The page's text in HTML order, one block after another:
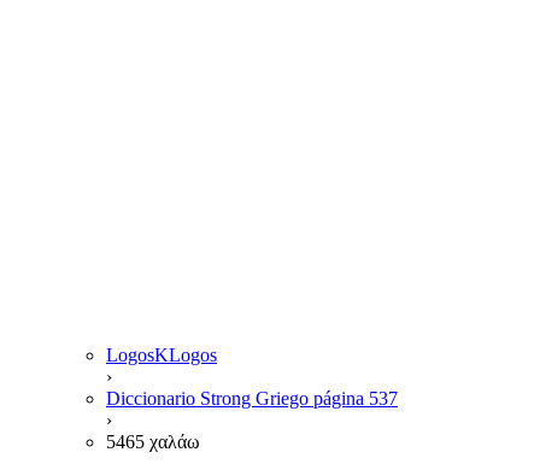
LogosKLogos
›
Diccionario Strong Griego página 537
›
5465 χαλάω